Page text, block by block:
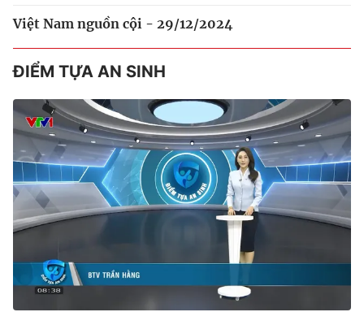
Việt Nam nguồn cội - 29/12/2024
ĐIỂM TỰA AN SINH